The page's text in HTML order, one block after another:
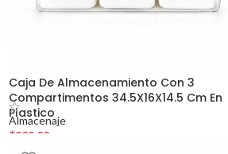
Caja De Almacenamiento Con 3
Compartimentos 34.5X16X14.5 Cm En
Plastico
Almacenaje
$309.00